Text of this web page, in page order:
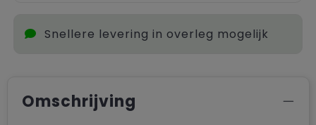
Snellere levering in overleg mogelijk
Omschrijving